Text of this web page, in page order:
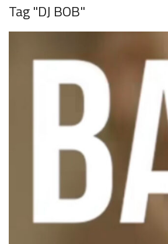
Tag "DJ BOB"